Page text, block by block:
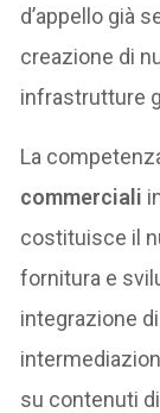
d’appello già
creazione di
infrastrutture
La
commerciali
costituisce il
fornitura e
integrazione
su contenuti